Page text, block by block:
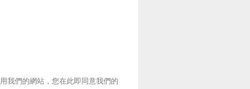
我們的網站，您在此即同意我們的